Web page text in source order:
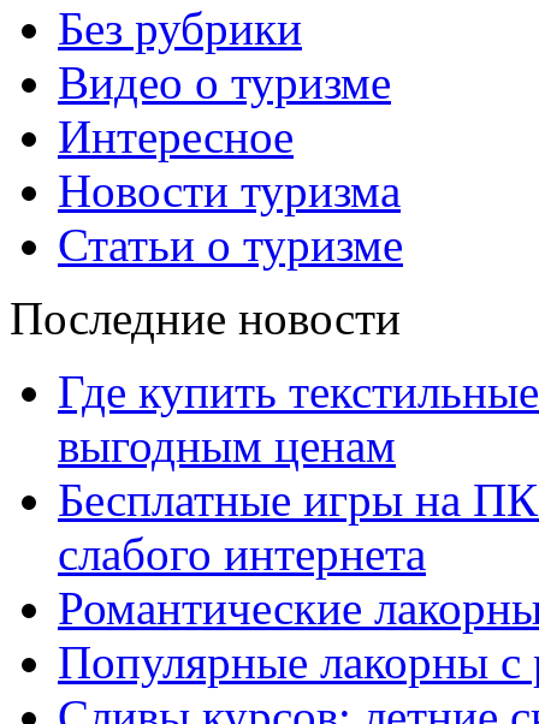
Без рубрики
Видео о туризме
Интересное
Новости туризма
Статьи о туризме
Последние новости
Где купить
выгодным ценам
Бесплатные игры на
слабого интернета
Романтические
Популярные лакорны с